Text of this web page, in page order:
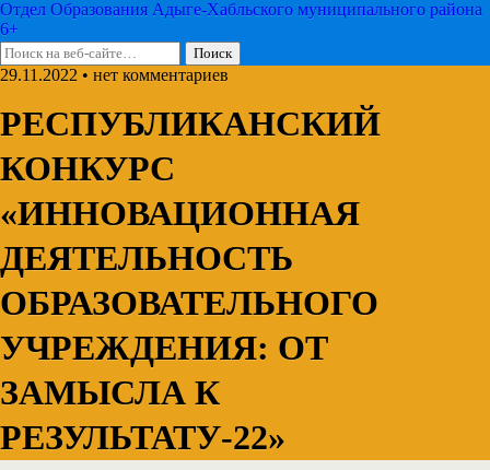
Отдел Образования Адыге-Хабльского муниципального района
6+
29.11.2022 • нет комментариев
РЕСПУБЛИКАНСКИЙ
КОНКУРС
«ИННОВАЦИОННАЯ
ДЕЯТЕЛЬНОСТЬ
ОБРАЗОВАТЕЛЬНОГО
УЧРЕЖДЕНИЯ: ОТ
ЗАМЫСЛА К
РЕЗУЛЬТАТУ-22»